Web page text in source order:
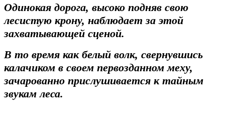
Одинокая дорога, высоко подняв свою
лесистую крону, наблюдает за этой
захватывающей сценой.
В то время как белый волк, свернувшись
калачиком в своем первозданном меху,
зачарованно прислушивается к тайным
звукам леса.